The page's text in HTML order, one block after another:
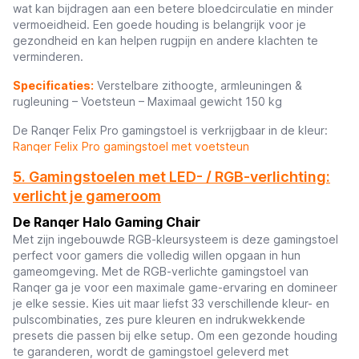
wat kan bijdragen aan een betere bloedcirculatie en minder
vermoeidheid. Een goede houding is belangrijk voor je
gezondheid en kan helpen rugpijn en andere klachten te
verminderen.
Specificaties: Verstelbare zithoogte, armleuningen &
rugleuning – Voetsteun – Maximaal gewicht 150 kg
De Ranqer Felix Pro gamingstoel is verkrijgbaar in de kleur:
Ranqer Felix Pro gamingstoel met voetsteun
5. Gamingstoelen met LED- / RGB-verlichting:
verlicht je gameroom
De Ranqer Halo Gaming Chair
Met zijn ingebouwde RGB-kleursysteem is deze gamingstoel
perfect voor gamers die volledig willen opgaan in hun
gameomgeving. Met de RGB-verlichte gamingstoel van
Ranqer ga je voor een maximale game-ervaring en domineer
je elke sessie. Kies uit maar liefst 33 verschillende kleur- en
pulscombinaties, zes pure kleuren en indrukwekkende
presets die passen bij elke setup. Om een gezonde houding
te garanderen, wordt de gamingstoel geleverd met